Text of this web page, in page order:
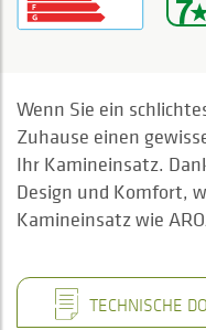
Wenn Sie ein
Zuhause einen
Ihr Kamineinsatz.
Design und Komfort,
Kamineinsatz wie
TECHNISCHE